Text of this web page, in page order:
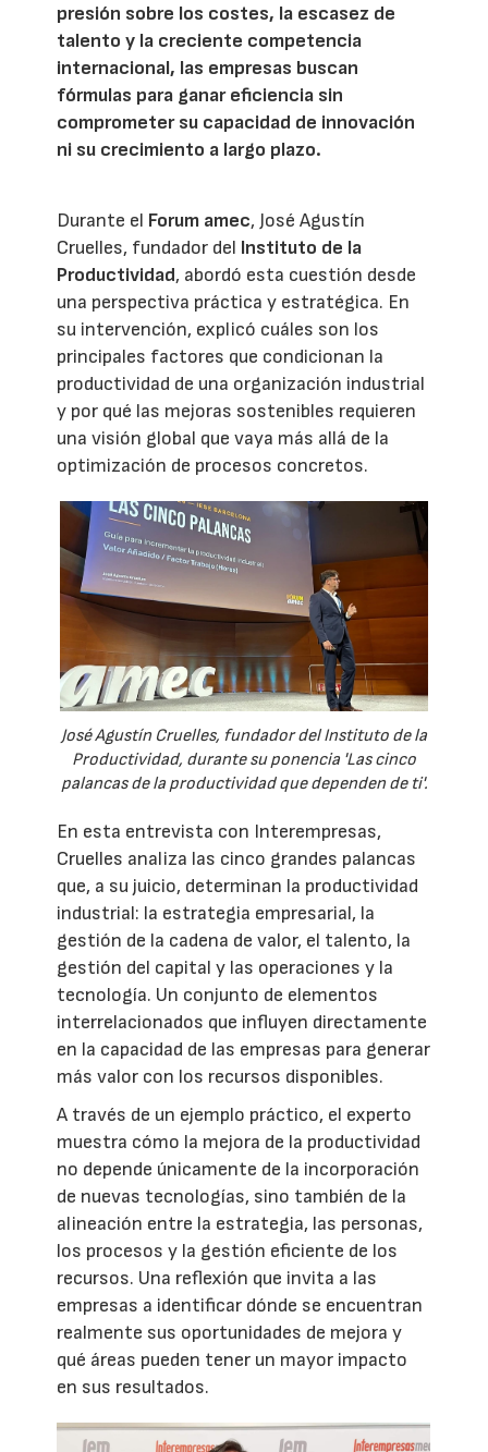
presión sobre los costes, la escasez de
talento y la creciente competencia
internacional, las empresas buscan
fórmulas para ganar eficiencia sin
comprometer su capacidad de innovación
ni su crecimiento a largo plazo.
Durante el Forum amec, José Agustín
Cruelles, fundador del Instituto de la
Productividad, abordó esta cuestión desde
una perspectiva práctica y estratégica. En
su intervención, explicó cuáles son los
principales factores que condicionan la
productividad de una organización industrial
y por qué las mejoras sostenibles requieren
una visión global que vaya más allá de la
optimización de procesos concretos.
José Agustín Cruelles, fundador del Instituto de la
Productividad, durante su ponencia 'Las cinco
palancas de la productividad que dependen de ti'.
En esta entrevista con Interempresas,
Cruelles analiza las cinco grandes palancas
que, a su juicio, determinan la productividad
industrial: la estrategia empresarial, la
gestión de la cadena de valor, el talento, la
gestión del capital y las operaciones y la
tecnología. Un conjunto de elementos
interrelacionados que influyen directamente
en la capacidad de las empresas para generar
más valor con los recursos disponibles.
A través de un ejemplo práctico, el experto
muestra cómo la mejora de la productividad
no depende únicamente de la incorporación
de nuevas tecnologías, sino también de la
alineación entre la estrategia, las personas,
los procesos y la gestión eficiente de los
recursos. Una reflexión que invita a las
empresas a identificar dónde se encuentran
realmente sus oportunidades de mejora y
qué áreas pueden tener un mayor impacto
en sus resultados.